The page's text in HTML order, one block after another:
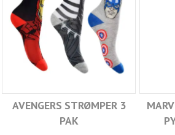
AVENGERS STRØMPER 3
PAK